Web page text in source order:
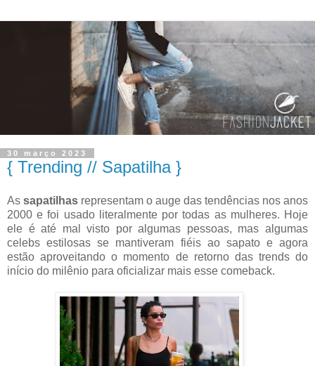
30 março 2023
{ Trending // Sapatilha }
As sapatilhas representam o auge das tendências nos anos
2000 e foi usado literalmente por todas as mulheres. Hoje
ele é até mal visto por algumas pessoas, mas algumas
celebs estilosas se mantiveram fiéis ao sapato e agora
estão aproveitando o momento de retorno das trends do
início do milênio para oficializar mais esse comeback.